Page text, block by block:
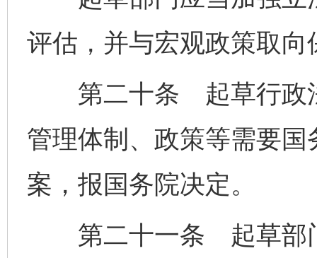
评估，并与宏观政策取
第二十条 起草行政法
管理体制、政策等需要
案，报国务院决定。
第二十一条 起草部门